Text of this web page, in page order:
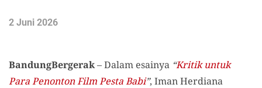
2 Juni 2026
BandungBergerak– Dalam esainya “Kritik untuk
Para Penonton Film Pesta Babi”, Iman Herdiana